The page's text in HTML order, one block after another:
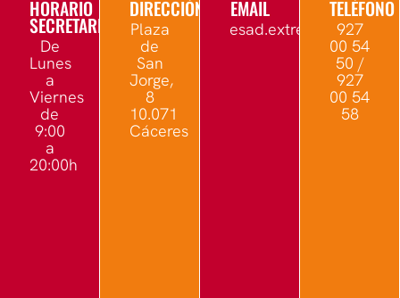
HORARIO
SECRETARÍA
De
Lunes
a
Viernes
de
9:00
a
20:00h
DIRECCIÓN
Plaza
de
San
Jorge,
8
10.071
Cáceres
EMAIL TELÉFONO
927
00 54
50 /
927
00 54
58